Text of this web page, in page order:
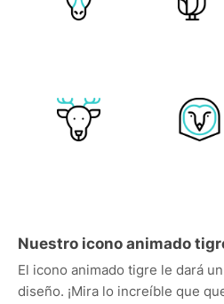
Nuestro icono animado
El icono animado tigre le dará
diseño. ¡Mira lo increíble que